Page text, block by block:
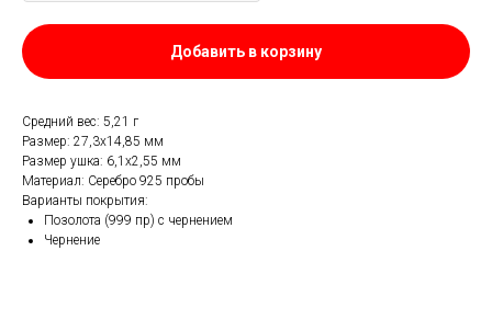
Добавить в корзину
Средний вес: 5,21 г
Размер: 27,3х14,85 мм
Размер ушка: 6,1х2,55 мм
Материал: Серебро 925 пробы
Варианты покрытия:
Позолота (999 пр) с чернением
Чернение